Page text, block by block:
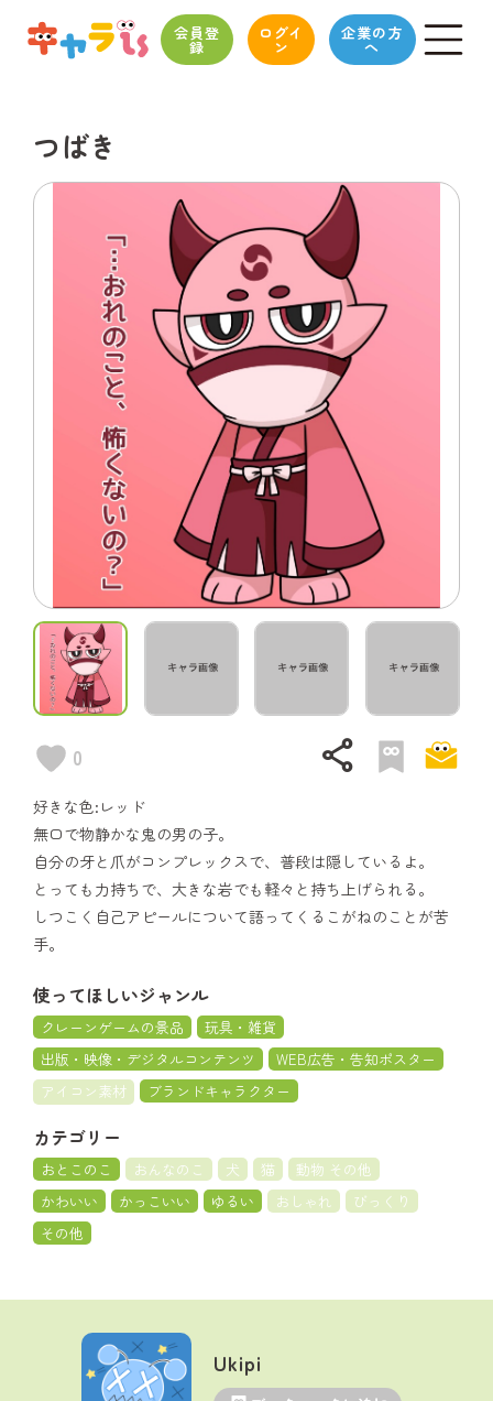
会員登
録
ログイ
ン
企業の方
へ
つばき
0 share
好きな色:レッド
無口で物静かな鬼の男の子。
自分の牙と爪がコンプレックスで、普段は隠しているよ。
とっても力持ちで、大きな岩でも軽々と持ち上げられる。
しつこく自己アピールについて語ってくるこがねのことが苦
手。
使ってほしいジャンル
クレーンゲームの景品
玩具・雑貨
出版・映像・デジタルコンテンツ
WEB広告・告知ポスター
アイコン素材
ブランドキャラクター
カテゴリー
おとこのこ おんなのこ 犬 猫
動物 その他
かわいい
かっこいい ゆるい おしゃれ
びっくり
その他
Ukipi